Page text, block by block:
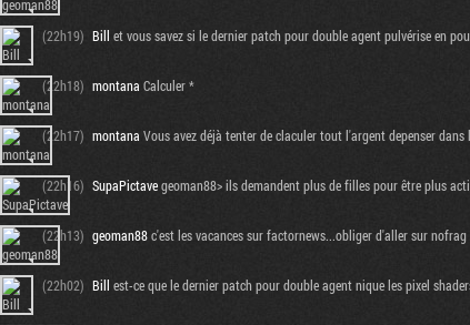
(22h19) Bill et vous savez si le dernier patch pour double agent pulvérise en
(22h18) montana Calculer *
(22h17) montana Vous avez déjà tenter de claculer tout l'argent depenser
(22h16) SupaPictavegeoman88> ils demandent plus de filles pour être plus
(22h13) geoman88c'est les vacances sur factornews...obliger d'aller sur nofrag
(22h02) Bill est-ce que le dernier patch pour double agent nique les pixel